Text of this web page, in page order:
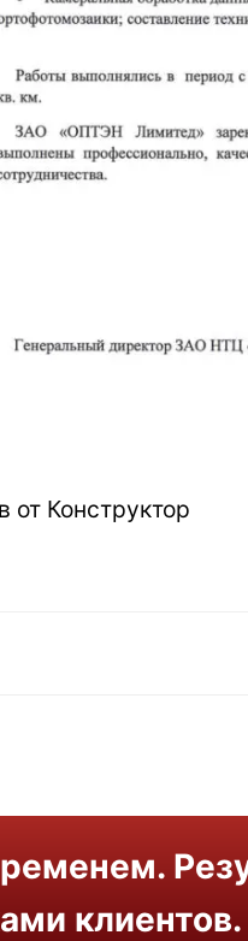
от Конструктор
клиентов.